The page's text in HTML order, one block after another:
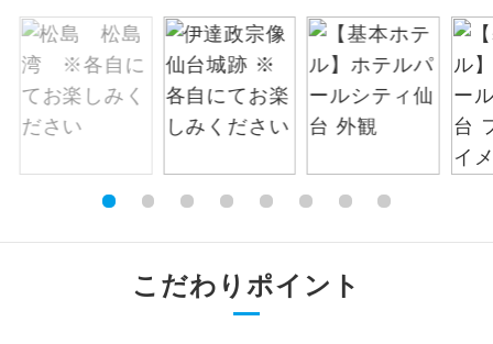
こだわりポイント
温泉 温泉地にも宿泊するコースです。
露天風呂
ご宿泊ホテルに露天風呂が付いていま
す。
ご宿泊ホテルに大浴場が付いています。
事の心配はいりません。（機内食を除
お部屋にてゆっくりとお召し上がりいた